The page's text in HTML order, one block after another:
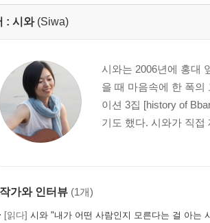
: 시와 (Siwa)
시와는 2006년에 홍대
을 때 마음속에 한 폭의
이션 3집 [history of
기도 했다. 시와가 직접
작가와 인터뷰 (1개)
[읽다] 시와 "내가 어떤 사람인지 모른다는 걸 아는